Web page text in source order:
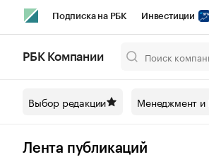
Подписка на РБК Инвестиции
Спецпроекты СПб
Технологии и медиа
РБК Компании
Выбор редакции Менеджмент и
Лента публикаций